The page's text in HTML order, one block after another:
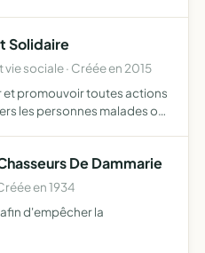
Solidaire
vie sociale · Créée en 2015
et promouvoir toutes actions
les personnes malades ou
De Dammarie
en 1934
d'empêcher la